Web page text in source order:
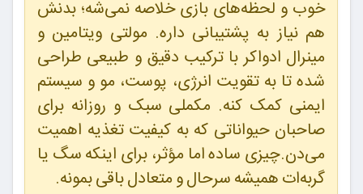
خوب و لحظه‌های بازی خلاصه نمی‌شه؛ بدنش
هم نیاز به پشتیبانی داره. مولتی ویتامین و
مینرال ادواکر با ترکیب دقیق و طبیعی طراحی
شده تا به تقویت انرژی، پوست، مو و سیستم
ایمنی کمک کنه. مکملی سبک و روزانه برای
صاحبان حیواناتی که به کیفیت تغذیه اهمیت
می‌دن.چیزی ساده اما مؤثر، برای اینکه سگ یا
گربه‌ات همیشه سرحال و متعادل باقی بمونه.